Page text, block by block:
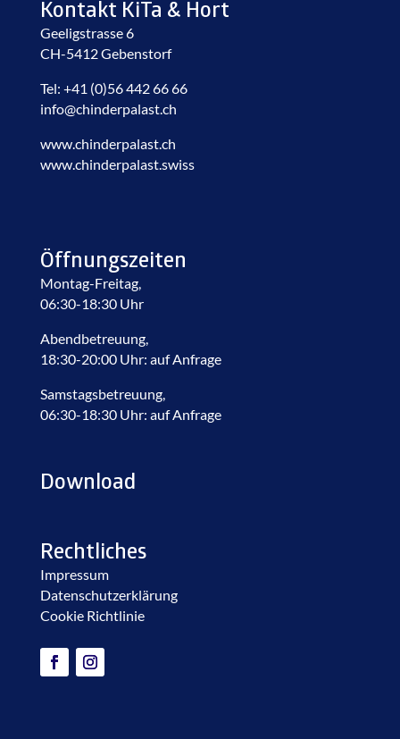
Kontakt KiTa & Hort
Geeligstrasse 6
CH-5412 Gebenstorf
Tel: +41 (0)56 442 66 66
info@chinderpalast.ch
www.chinderpalast.ch
www.chinderpalast.swiss
Öffnungszeiten
Montag-Freitag,
06:30-18:30 Uhr
Abendbetreuung,
18:30-20:00 Uhr: auf Anfrage
Samstagsbetreuung,
06:30-18:30 Uhr: auf Anfrage
Download
Rechtliches
Impressum
Datenschutzerklärung
Cookie Richtlinie